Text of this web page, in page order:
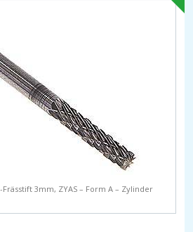
Frässtift 3mm, ZYAS – Form A – Zylinder